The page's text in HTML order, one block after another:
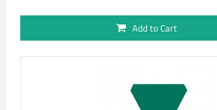
Add to Cart